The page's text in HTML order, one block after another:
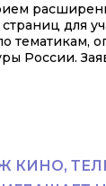
для
тематикам,
России.
КИНО,